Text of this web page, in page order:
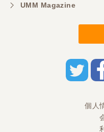
担当さんの説明が
も迅速に対応して
三重県／
UMM Magazine
個人